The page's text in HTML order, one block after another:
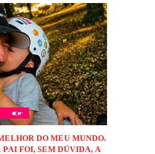
DO MEU MUNDO.
PAI FOI, SEM DÚVIDA, A